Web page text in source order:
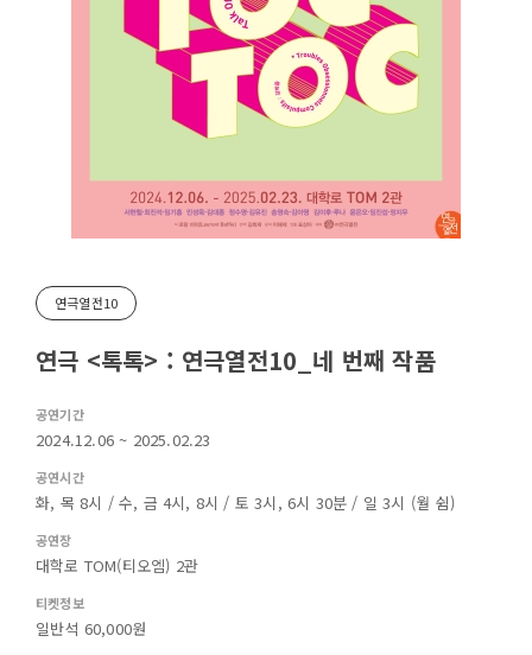
연극열전10
연극 <톡톡> : 연극열전10_네 번째 작품
공연기간
2024.12.06 ~ 2025.02.23
공연시간
화, 목 8시 / 수, 금 4시, 8시 / 토 3시, 6시 30분 / 일 3시 (월 쉼)
공연장
대학로 TOM(티오엠) 2관
티켓정보
일반석 60,000원